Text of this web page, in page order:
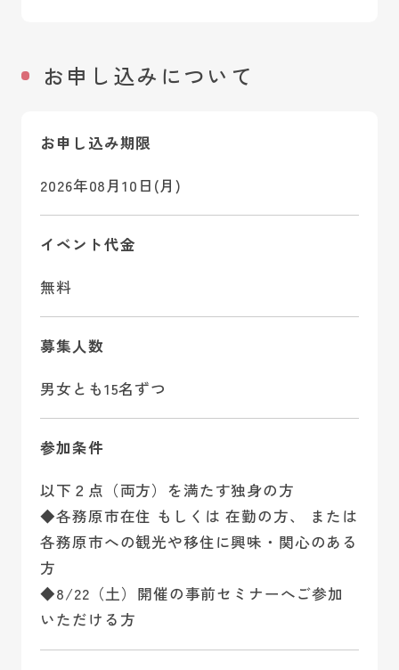
お申し込みについて
お申し込み期限
2026年08月10日(月)
イベント代金
無料
募集人数
男女とも15名ずつ
参加条件
以下２点（両方）を満たす独身の方
◆各務原市在住 もしくは 在勤の方、 または
各務原市への観光や移住に興味・関心のある
方
◆8/22（土）開催の事前セミナーへご参加
いただける方